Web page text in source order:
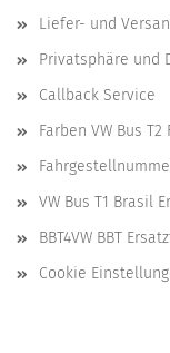
Liefer- und
Privatsphäre und
Callback Service
Farben VW Bus
VW Bus T1 Brasil
BBT4VW BBT
Cookie